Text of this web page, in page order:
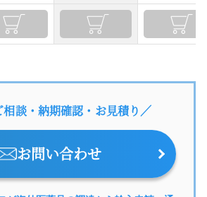
談・納期確認・お見積り／
お問い合わせ